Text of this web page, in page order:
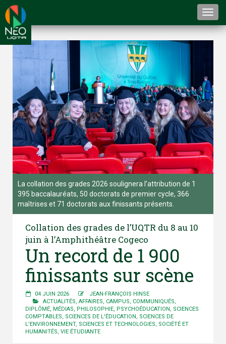
La collation des grades 2026 soulignera l’attribution de 1
395 baccalauréats, 50 doctorats de premier cycle, 366
maîtrises et 71 doctorats aux finissants présents.
Collation des grades de l’UQTR du 8 au 10
juin à l’Amphithéâtre Cogeco
Un record de 1 900
finissants sur scène
04 JUIN 2026
JEAN-FRANÇOIS HINSE
ACTUALITÉS, AFFAIRES, CAMPUS, COMMUNIQUÉS,
DIPLÔMÉ, MÉDIAS, PHILOSOPHIE, PSYCHOÉDUCATION , SCIENCES
COMPTABLES, SCIENCES DE L'ÉDUCATION , SCIENCES DE
L'ENVIRONNEMENT, SCIENCES ET TECHNOLOGIES, SOCIÉTÉ ET
HUMANITÉS, VIE ÉTUDIANTE